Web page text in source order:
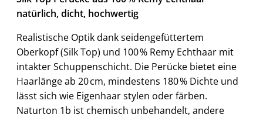
natürlich, dicht, hochwertig
Realistische Optik dank seidengefüttertem
Oberkopf (Silk Top) und 100 % Remy Echthaar mit
intakter Schuppenschicht. Die Perücke bietet eine
Haarlänge ab 20 cm, mindestens 180 % Dichte und
lässt sich wie Eigenhaar stylen oder färben.
Naturton 1b ist chemisch unbehandelt, andere